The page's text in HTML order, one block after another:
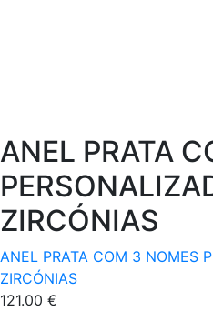
ANEL PRATA
ZIRCÓNIAS
ANEL PRATA COM 3 NOMES
ZIRCÓNIAS
121.00 €